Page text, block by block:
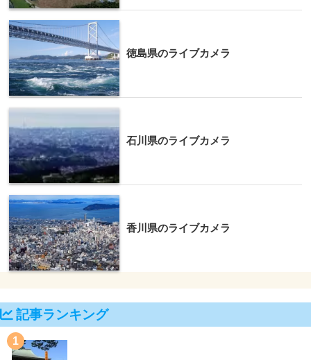
徳島県のライブカメラ
石川県のライブカメラ
香川県のライブカメラ
記事ランキング
1